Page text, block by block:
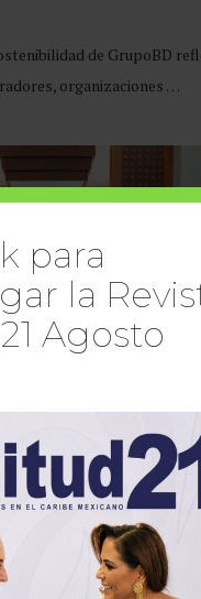
de GrupoBD
organizaciones …
inspira; cumplen
y Make-A-
para
la
Agosto